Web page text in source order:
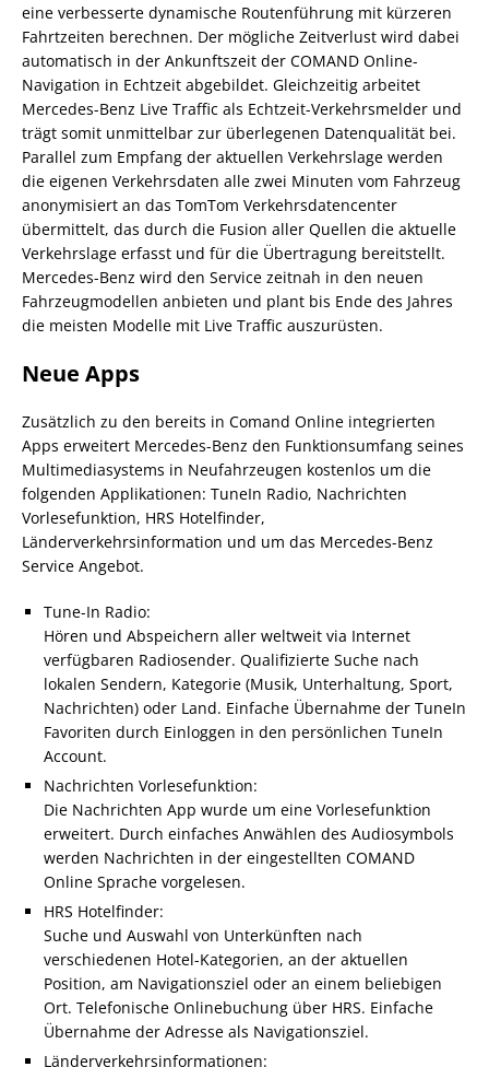
eine verbesserte dynamische Routenführung mit kürzeren
Fahrtzeiten berechnen. Der mögliche Zeitverlust wird dabei
automatisch in der Ankunftszeit der COMAND Online-
Navigation in Echtzeit abgebildet. Gleichzeitig arbeitet
Mercedes-Benz Live Traffic als Echtzeit-Verkehrsmelder und
trägt somit unmittelbar zur überlegenen Datenqualität bei.
Parallel zum Empfang der aktuellen Verkehrslage werden
die eigenen Verkehrsdaten alle zwei Minuten vom Fahrzeug
anonymisiert an das TomTom Verkehrsdatencenter
übermittelt, das durch die Fusion aller Quellen die aktuelle
Verkehrslage erfasst und für die Übertragung bereitstellt.
Mercedes-Benz wird den Service zeitnah in den neuen
Fahrzeugmodellen anbieten und plant bis Ende des Jahres
die meisten Modelle mit Live Traffic auszurüsten.
Neue Apps
Zusätzlich zu den bereits in Comand Online integrierten
Apps erweitert Mercedes-Benz den Funktionsumfang seines
Multimediasystems in Neufahrzeugen kostenlos um die
folgenden Applikationen: TuneIn Radio, Nachrichten
Vorlesefunktion, HRS Hotelfinder,
Länderverkehrsinformation und um das Mercedes-Benz
Service Angebot.
Tune-In Radio:
Hören und Abspeichern aller weltweit via Internet
verfügbaren Radiosender. Qualifizierte Suche nach
lokalen Sendern, Kategorie (Musik, Unterhaltung, Sport,
Nachrichten) oder Land. Einfache Übernahme der TuneIn
Favoriten durch Einloggen in den persönlichen TuneIn
Account.
Nachrichten Vorlesefunktion:
Die Nachrichten App wurde um eine Vorlesefunktion
erweitert. Durch einfaches Anwählen des Audiosymbols
werden Nachrichten in der eingestellten COMAND
Online Sprache vorgelesen.
HRS Hotelfinder:
Suche und Auswahl von Unterkünften nach
verschiedenen Hotel-Kategorien, an der aktuellen
Position, am Navigationsziel oder an einem beliebigen
Ort. Telefonische Onlinebuchung über HRS. Einfache
Übernahme der Adresse als Navigationsziel.
Länderverkehrsinformationen: